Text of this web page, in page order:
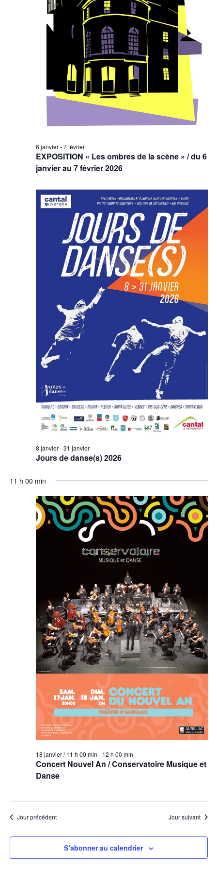
EXPOSITION « Les ombres de la scène » / du 6
janvier au 7 février 2026
6 janvier-7 février
Jours de danse(s) 2026
8 janvier-31 janvier
11 h 00 min
Concert Nouvel An / Conservatoire Musique et
Danse
18 janvier / 11 h 00 min - 12 h 00 min
Jour précédent Jour suivant
S’abonner au calendrier